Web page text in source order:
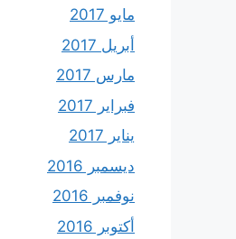
مايو 2017
أبريل 2017
مارس 2017
فبراير 2017
يناير 2017
ديسمبر 2016
نوفمبر 2016
أكتوبر 2016